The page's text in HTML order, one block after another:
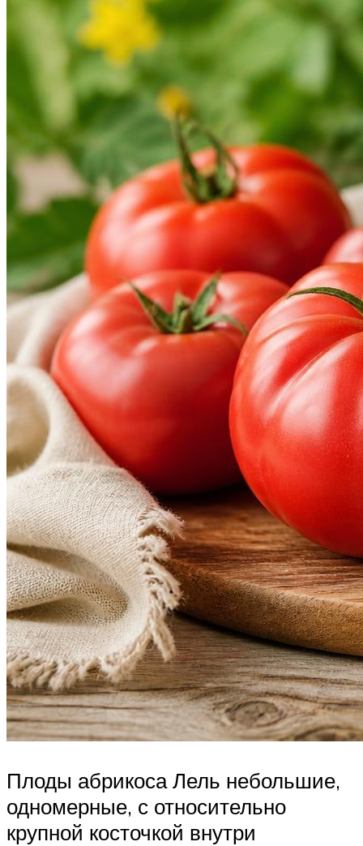
Плоды абрикоса Лель небольшие,
одномерные, с относительно
крупной косточкой внутри